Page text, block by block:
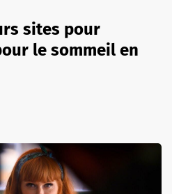
sites pour
le sommeil en